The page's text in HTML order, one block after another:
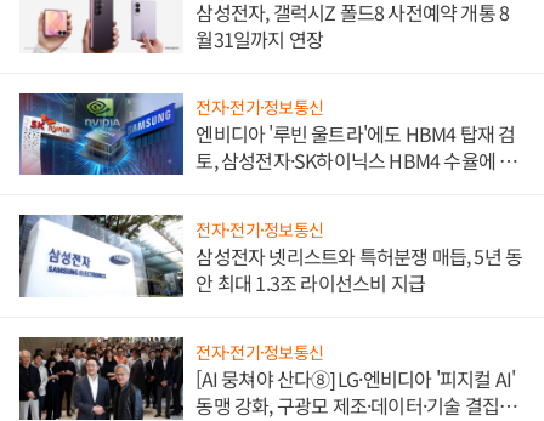
삼성전자, 갤럭시Z 폴드8 사전예약 개통 8
월31일까지 연장
전자·전기·정보통신
엔비디아 '루빈 울트라'에도 HBM4 탑재 검
토, 삼성전자·SK하이닉스 HBM4 수율에 주
전자·전기·정보통신
삼성전자 넷리스트와 특허분쟁 매듭, 5년 동
안 최대 1.3조 라이선스비 지급
전자·전기·정보통신
[AI 뭉쳐야 산다⑧] LG·엔비디아 '피지컬 AI'
동맹 강화, 구광모 제조·데이터·기술 결집